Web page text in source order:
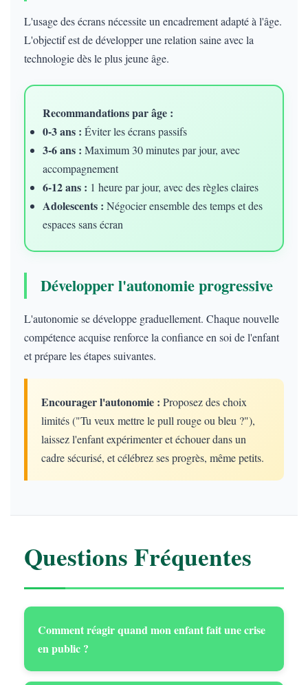
L'usage des écrans nécessite un encadrement adapté à l'âge.
L'objectif est de développer une relation saine avec la
technologie dès le plus jeune âge.
Recommandations par âge :
0-3 ans : Éviter les écrans passifs
3-6 ans : Maximum 30 minutes par jour, avec
accompagnement
6-12 ans : 1 heure par jour, avec des règles claires
Adolescents : Négocier ensemble des temps et des
espaces sans écran
Développer l'autonomie progressive
L'autonomie se développe graduellement. Chaque nouvelle
compétence acquise renforce la confiance en soi de l'enfant
et prépare les étapes suivantes.
Encourager l'autonomie : Proposez des choix
limités ("Tu veux mettre le pull rouge ou bleu ?"),
laissez l'enfant expérimenter et échouer dans un
cadre sécurisé, et célébrez ses progrès, même petits.
Questions Fréquentes
Comment réagir quand mon enfant fait une crise
en public ?